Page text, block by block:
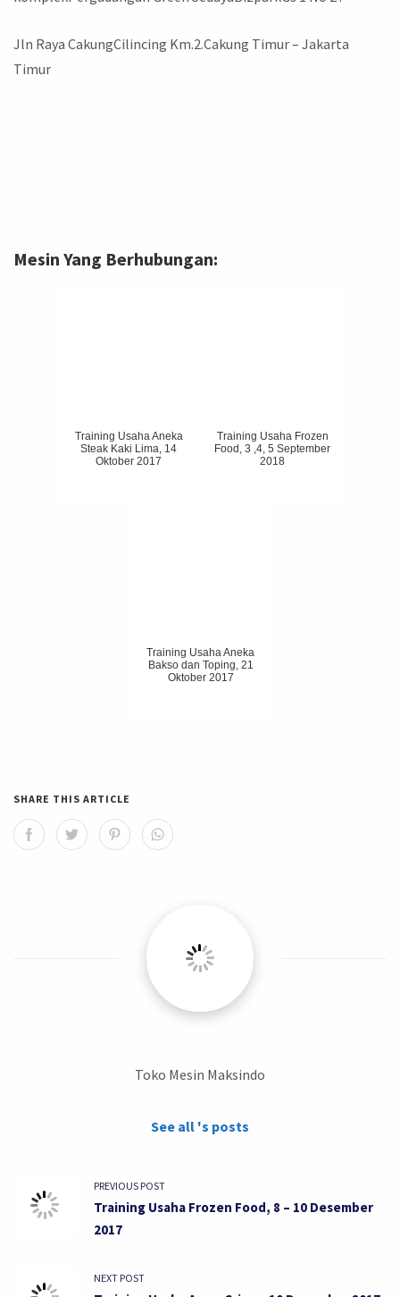
Jln Raya CakungCilincing Km.2.Cakung Timur – Jakarta
Timur
Mesin Yang Berhubungan:
Training Usaha Aneka
Steak Kaki Lima, 14
Oktober 2017
Training Usaha Frozen
Food, 3 ,4, 5 September
2018
Training Usaha Aneka
Bakso dan Toping, 21
Oktober 2017
SHARE THIS ARTICLE
Toko Mesin Maksindo
See all 's posts
PREVIOUS POST
Training Usaha Frozen Food, 8 – 10 Desember
2017
NEXT POST